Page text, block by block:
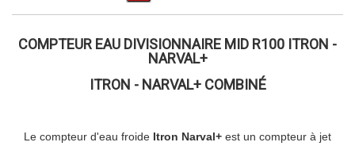
COMPTEUR EAU DIVISIONNAIRE MID R100 ITRON -
NARVAL+
ITRON - NARVAL+ COMBINÉ
Le compteur d'eau froide Itron Narval+ est un compteur à jet